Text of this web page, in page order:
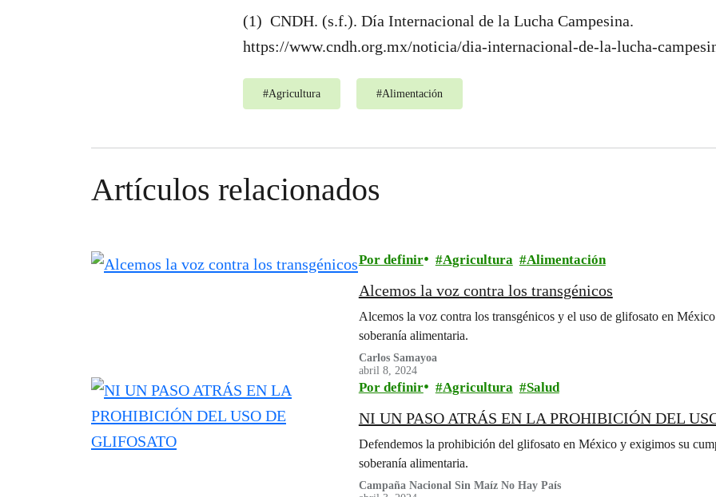
(1) CNDH. (s.f.). Día Internacional de la Lucha Campesina.
https://www.cndh.org.mx/noticia/dia-internacional-de-la-lucha-
#Agricultura #Alimentación
Artículos relacionados
Por definir Agricultura Alimentación
Alcemos la voz contra los transgénicos
Alcemos la voz contra los transgénicos y el uso de glifosato en
soberanía alimentaria.
Carlos Samayoa
abril 8, 2024
Por definir Agricultura Salud
NI UN PASO ATRÁS EN LA PROHIBICIÓN DEL
Defendemos la prohibición del glifosato en México y exigimos su
soberanía alimentaria.
Campaña Nacional Sin Maíz No Hay País